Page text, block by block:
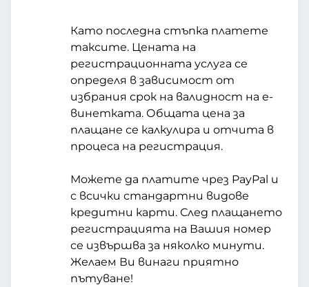
Като последна стъпка платете
таксите. Цената на
регистрационната услуга се
определя в зависимост от
избрания срок на валидност на е-
винетката. Общата цена за
плащане се калкулира и отчита в
процеса на регистрация.
Можете да платите чрез PayPal и
с всички стандартни видове
кредитни карти. След плащането
регистрацията на Вашия номер
се извършва за няколко минути.
Желаем Ви винаги приятно
пътуване!